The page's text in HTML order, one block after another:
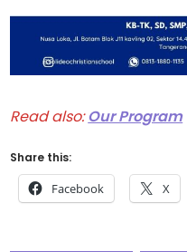
Read also:Our Program
Share this:
Facebook X